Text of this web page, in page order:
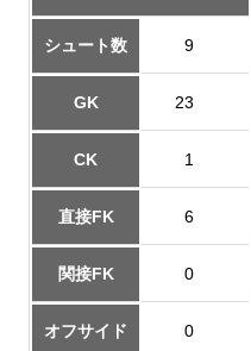
シュート数 9
GK 23
CK 1
直接FK 6
関接FK 0
オフサイド 0